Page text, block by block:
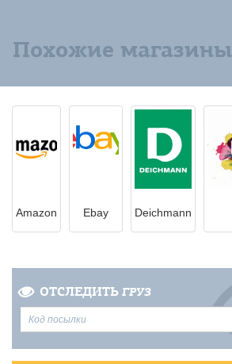
Похожие магазины
Amazon Ebay Deichmann
ОТСЛЕДИТЬ ГРУЗ